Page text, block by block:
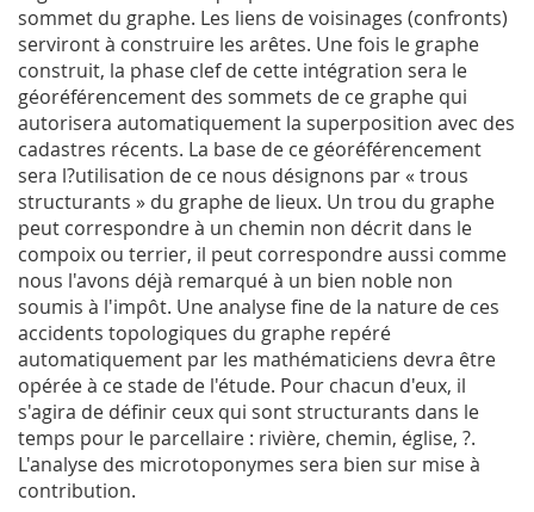
sommet du graphe. Les liens de voisinages (confronts)
serviront à construire les arêtes. Une fois le graphe
construit, la phase clef de cette intégration sera le
géoréférencement des sommets de ce graphe qui
autorisera automatiquement la superposition avec des
cadastres récents. La base de ce géoréférencement
sera l?utilisation de ce nous désignons par « trous
structurants » du graphe de lieux. Un trou du graphe
peut correspondre à un chemin non décrit dans le
compoix ou terrier, il peut correspondre aussi comme
nous l'avons déjà remarqué à un bien noble non
soumis à l'impôt. Une analyse fine de la nature de ces
accidents topologiques du graphe repéré
automatiquement par les mathématiciens devra être
opérée à ce stade de l'étude. Pour chacun d'eux, il
s'agira de définir ceux qui sont structurants dans le
temps pour le parcellaire : rivière, chemin, église, ?.
L'analyse des microtoponymes sera bien sur mise à
contribution.